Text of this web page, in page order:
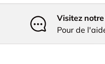
Visitez
Pour de